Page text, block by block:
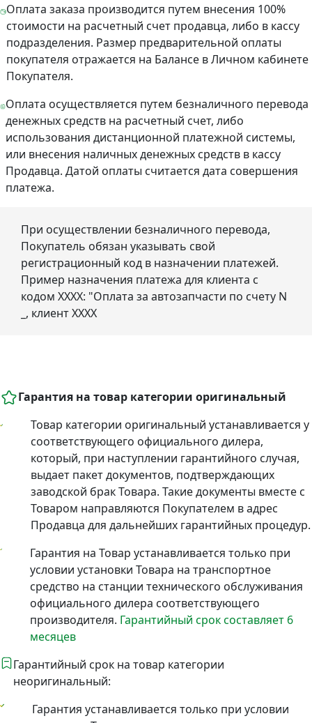
Оплата заказа производится путем внесения 100%
стоимости на расчетный счет продавца, либо в кассу
подразделения. Размер предварительной оплаты
покупателя отражается на Балансе в Личном кабинете
Покупателя.
Оплата осуществляется путем безналичного перевода
денежных средств на расчетный счет, либо
использования дистанционной платежной системы,
или внесения наличных денежных средств в кассу
Продавца. Датой оплаты считается дата совершения
платежа.
При осуществлении безналичного перевода,
Покупатель обязан указывать свой
регистрационный код в назначении платежей.
Пример назначения платежа для клиента с
кодом ХХХХ: "Оплата за автозапчасти по счету N
_, клиент ХХХХ
Гарантия на товар категории оригинальный
Товар категории оригинальный устанавливается у
соответствующего официального дилера,
который, при наступлении гарантийного случая,
выдает пакет документов, подтверждающих
заводской брак Товара. Такие документы вместе с
Товаром направляются Покупателем в адрес
Продавца для дальнейших гарантийных процедур.
Гарантия на Товар устанавливается только при
условии установки Товара на транспортное
средство на станции технического обслуживания
официального дилера соответствующего
производителя. Гарантийный срок составляет 6
месяцев
Гарантийный срок на товар категории
неоригинальный:
Гарантия устанавливается только при условии